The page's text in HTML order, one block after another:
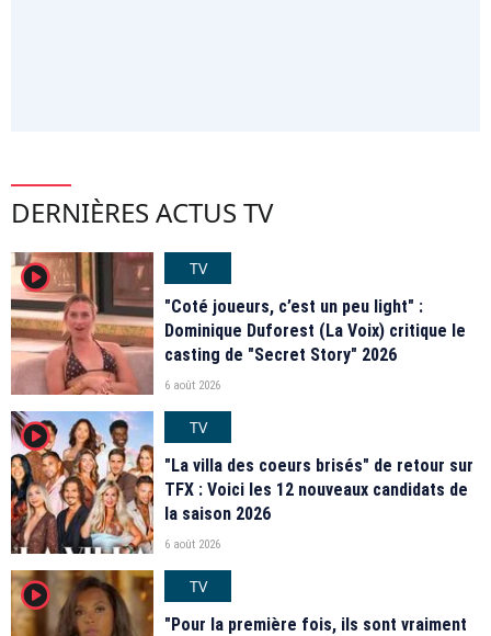
DERNIÈRES ACTUS TV
player2
TV
"Coté joueurs, c’est un peu light" :
Dominique Duforest (La Voix) critique le
casting de "Secret Story" 2026
6 août 2026
player2
TV
"La villa des coeurs brisés" de retour sur
TFX : Voici les 12 nouveaux candidats de
la saison 2026
6 août 2026
player2
TV
"Pour la première fois, ils sont vraiment